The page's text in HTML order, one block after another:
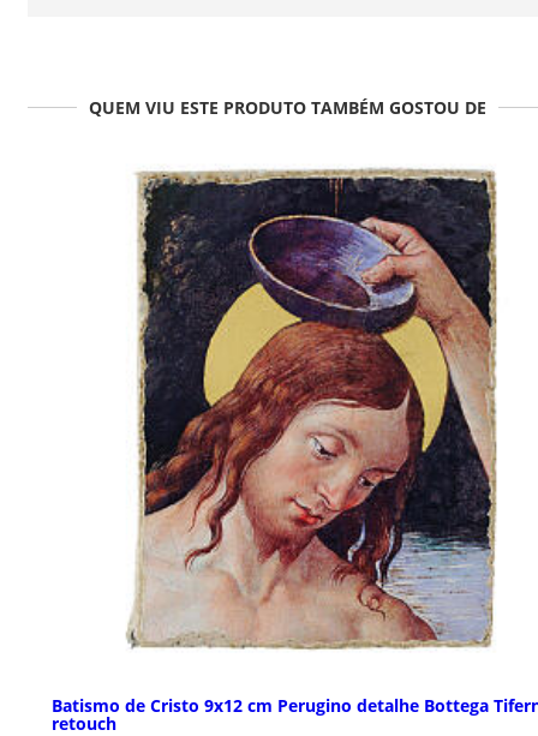
QUEM VIU ESTE PRODUTO TAMBÉM GOSTOU DE
Batismo de Cristo 9x12 cm Perugino detalhe Bottega
retouch